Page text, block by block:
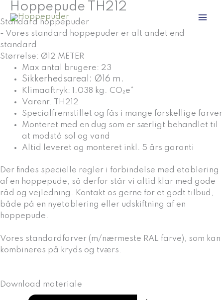
til
indholdet
Hoppepude TH212
Standard hoppepuder
- Vores standard hoppepuder er alt andet end
standard
Størrelse: Ø12 METER
Max antal brugere: 23
Sikkerhedsareal: Ø16 m.
Klimaaftryk: 1.038 kg. CO₂e*
Varenr. TH212
Specialfremstillet og fås i mange forskellige farver
Monteret med en dug som er særligt behandlet til
at modstå sol og vand
Altid leveret og monteret inkl. 5 års garanti
Der findes specielle regler i forbindelse med etablering
af en hoppepude, så derfor står vi altid klar med gode
råd og vejledning. Kontakt os gerne for et godt tilbud,
både på en nyetablering eller udskiftning af en
hoppepude.
Vores standardfarver (m/nærmeste RAL farve), som kan
kombineres på kryds og tværs.
Download materiale